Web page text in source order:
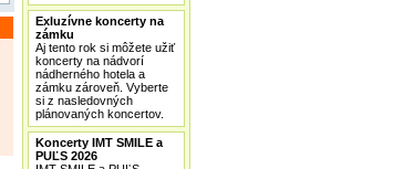
Exluzívne koncerty na
zámku
Aj tento rok si môžete užiť
koncerty na nádvorí
nádherného hotela a
zámku zároveň. Vyberte
si z nasledovných
plánovaných koncertov.
Koncerty IMT SMILE a
PUĽS 2026